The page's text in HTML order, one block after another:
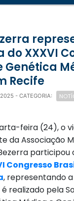
XXXVI
Genética
Recife
- CATEGORIA:
feira (24), o
da Associação
participou
Congresso
, representando
realizado pela